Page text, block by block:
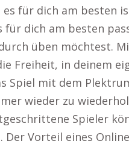
für dich am besten
für dich am besten
üben möchtest.
Freiheit, in deinem
Spiel mit dem
wieder zu
Spieler
Vorteil eines